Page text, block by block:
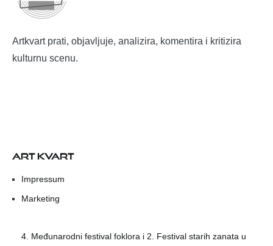
Artkvart prati, objavljuje, analizira, komentira i kritizira
kulturnu scenu.
ART KVART
Impressum
Marketing
4. Međunarodni festival foklora i 2. Festival starih zanata u